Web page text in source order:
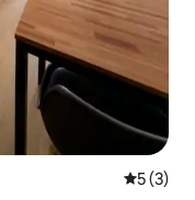
평점 5점
5 (3)